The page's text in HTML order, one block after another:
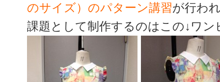
のサイズ）のパターン講習が行わ
課題として制作するのはこの↓ワン